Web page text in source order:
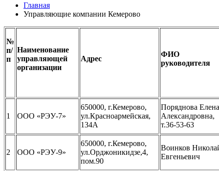
Главная
Управляющие компании Кемерово
№
п/
п
Наименование
управляющей
организации
Адрес
ФИО
руководителя
1 ООО «РЭУ-7»
650000, г.Кемерово,
ул.Красноармейская,
134А
Поряднова Елена
Александровна,
т.36-53-63
2 ООО «РЭУ-9»
650000, г.Кемерово,
ул.Орджоникидзе,4,
пом.90
Воинков
Евгеньевич